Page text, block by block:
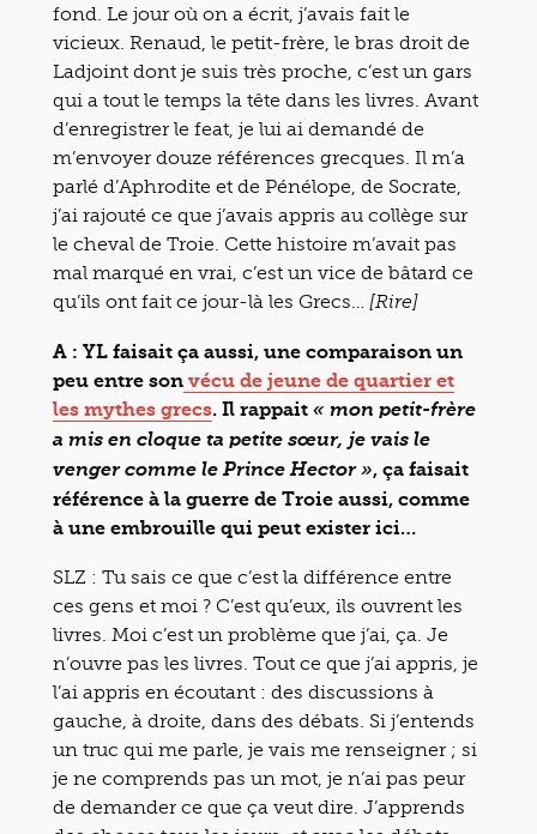
fond. Le jour où on a écrit, j’avais fait le
vicieux. Renaud, le petit-frère, le bras droit de
Ladjoint dont je suis très proche, c’est un gars
qui a tout le temps la tête dans les livres. Avant
d’enregistrer le feat, je lui ai demandé de
m’envoyer douze références grecques. Il m’a
parlé d’Aphrodite et de Pénélope, de Socrate,
j’ai rajouté ce que j’avais appris au collège sur
le cheval de Troie. Cette histoire m’avait pas
mal marqué en vrai, c’est un vice de bâtard ce
qu’ils ont fait ce jour-là les Grecs… [Rire]
A : YL faisait ça aussi, une comparaison un
peu entre son vécu de jeune de quartier et
les mythes grecs. Il rappait « mon petit-frère
a mis en cloque ta petite sœur, je vais le
venger comme le Prince Hector », ça faisait
référence à la guerre de Troie aussi, comme
à une embrouille qui peut exister ici…
SLZ : Tu sais ce que c’est la différence entre
ces gens et moi ? C’est qu’eux, ils ouvrent les
livres. Moi c’est un problème que j’ai, ça. Je
n’ouvre pas les livres. Tout ce que j’ai appris, je
l’ai appris en écoutant : des discussions à
gauche, à droite, dans des débats. Si j’entends
un truc qui me parle, je vais me renseigner ; si
je ne comprends pas un mot, je n’ai pas peur
de demander ce que ça veut dire. J’apprends